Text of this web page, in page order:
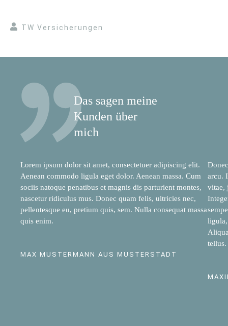
TW Versicherungen
Das sagen meine
Kunden über
mich
Lorem ipsum dolor sit amet, consectetuer adipiscing elit.
Aenean commodo ligula eget dolor. Aenean massa. Cum
sociis natoque penatibus et magnis dis parturient montes,
nascetur ridiculus mus. Donec quam felis, ultricies nec,
pellentesque eu, pretium quis, sem. Nulla consequat massa
quis enim.
MAX MUSTERMANN AUS MUSTERSTADT
arcu.
vitae,
tellus.